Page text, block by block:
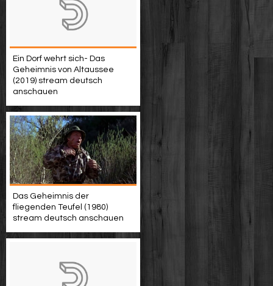
Ein Dorf wehrt sich- Das
Geheimnis von Altaussee
(2019) stream deutsch
anschauen
Das Geheimnis der
fliegenden Teufel (1980)
stream deutsch anschauen